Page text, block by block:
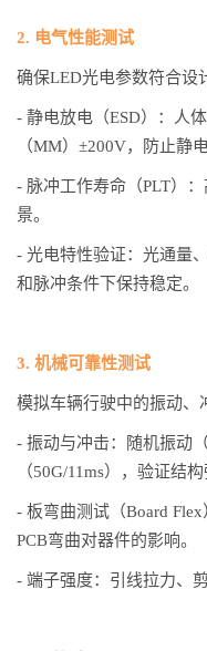
2. 电气性能测试
确保LED光电参数符合设
- 静电放电（ESD）：人
（MM）±200V，防止静
- 脉冲工作寿命（PLT）
景。
- 光电特性验证：光通量
和脉冲条件下保持稳定。
3. 机械可靠性测试
模拟车辆行驶中的振动、
- 振动与冲击：随机振动
（50G/11ms），验证结构
- 板弯曲测试（Board
PCB弯曲对器件的影响。
- 端子强度：引线拉力、